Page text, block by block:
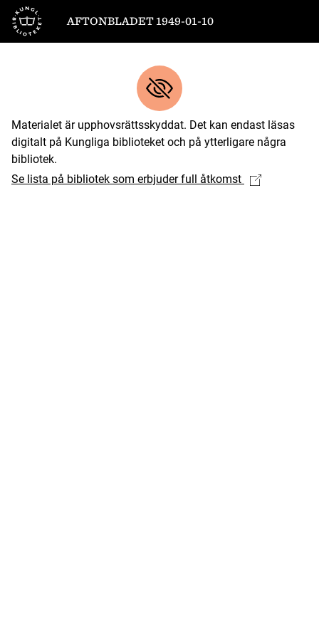
Till startsidan
AFTONBLADET 1949-01-10
Materialet är upphovsrättsskyddat. Det kan endast läsas
digitalt på Kungliga biblioteket och på ytterligare några
bibliotek.
Se lista på bibliotek som erbjuder full åtkomst